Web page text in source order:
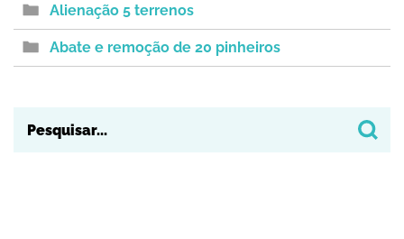
Alienação 5 terrenos
Abate e remoção de 20 pinheiros